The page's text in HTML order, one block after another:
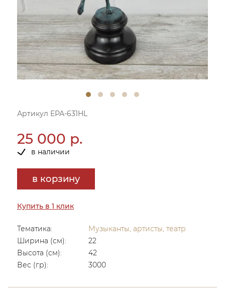
Артикул ЕРА-631HL
25 000 р.
в наличии
в корзину
Купить в 1 клик
Тематика:
Музыканты, артисты, театр
Ширина (см):
22
Высота (см):
42
Вес (гр):
3000